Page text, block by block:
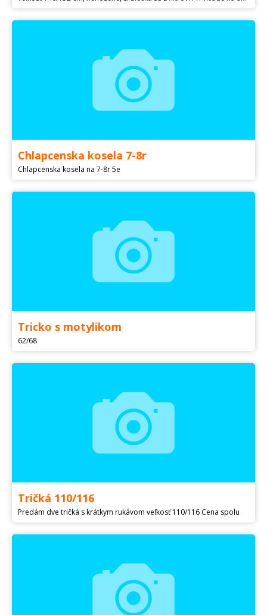
Chlapcenska kosela 7-8r
Chlapcenska kosela na 7-8r 5e
Tricko s motylikom
62/68
Tričká 110/116
Predám dve tričká s krátkym rukávom veľkosť 110/116 Cena spolu